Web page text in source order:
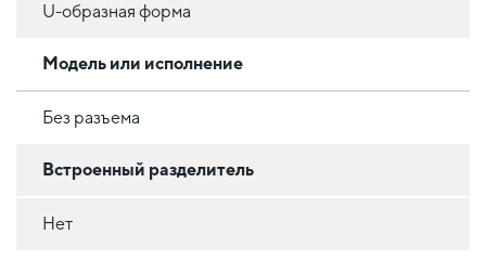
U-образная форма
Модель или исполнение
Без разъема
Встроенный разделитель
Нет